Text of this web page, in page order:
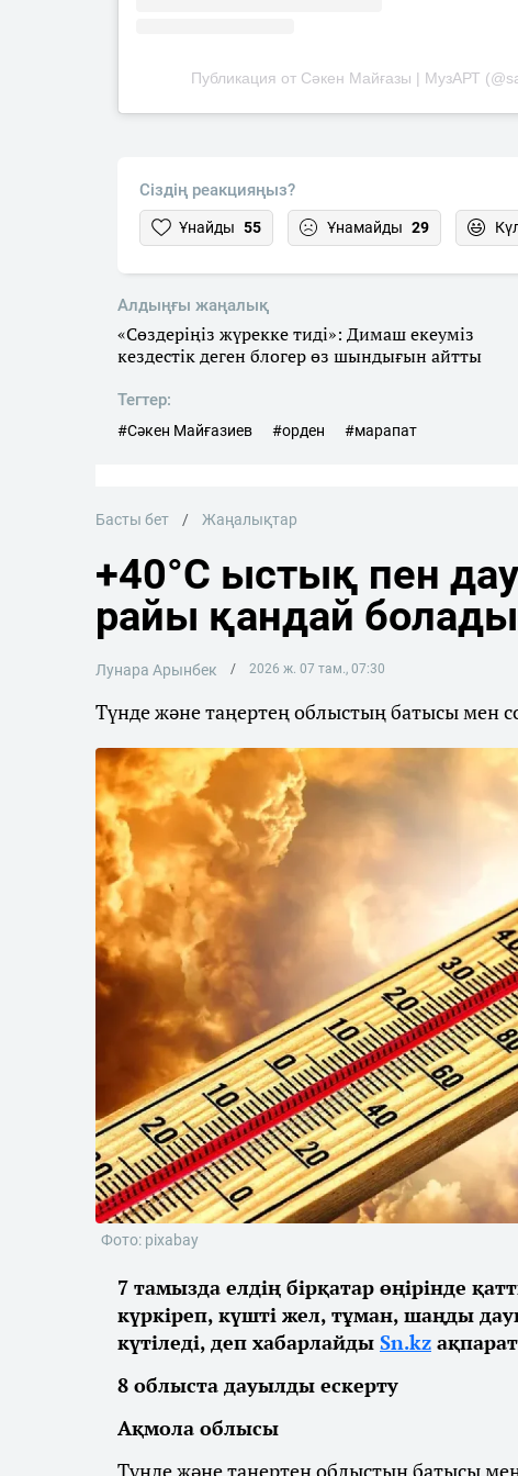
Публикация от Сәкен Майғазы | МузАРТ
Сіздің реакцияңыз?
Ұнайды 55 Ұнамайды 29
Алдыңғы жаңалық
«Сөздеріңіз жүрекке тиді»: Димаш екеуміз
кездестік деген блогер өз шындығын айтты
Тегтер:
#Сәкен Майғазиев #орден #марапат
Басты бет Жаңалықтар
+40°C ыстық пен
райы қандай
Лунара Арынбек 2026 ж. 07 там., 07:30
Түнде және таңертең облыстың батысы мен
Фото: pixabay
7 тамызда елдің бірқатар өңірінде
күркіреп, күшті жел, тұман, шаңды
күтіледі, деп хабарлайды Sn.kz
8 облыста дауылды ескерту
Ақмола облысы